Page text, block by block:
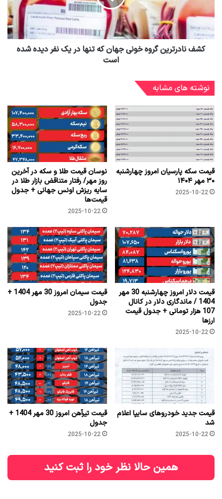
کشف نادرترین گروه خونی جهان که تنها در یک نفر دیده شده
است
نوشته های مشابه
قیمت سکه پارسیان امروز چهارشنبه
۳۰ مهر ۱۴۰۴
2025-10-22
نوسان قیمت طلا و سکه در آخرین
روز مهر/ رفتار متناقض بازار طلا در
سایه ریزش اونس جهانی + جدول
قیمت‌ها
2025-10-22
قیمت دلار امروز چهارشنبه 30 مهر
1404 / ماندگاری دلار در کانال
107 هزار تومانی + جدول قیمت
ارزها
2025-10-22
قیمت سیمان امروز 30 مهر 1404 +
جدول
2025-10-22
قیمت جدید خودروهای سایپا اعلام
شد
2025-10-22
قیمت تیرآهن امروز 30 مهر 1404 +
جدول
2025-10-22
همین حالا نظر خود را ثبت کنید